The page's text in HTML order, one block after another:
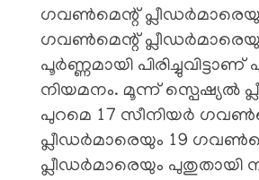
ഗവൺമെന്റ്
ഗവൺമെന്റ്
പൂർണ്ണമായി പിരിച്ചുവിട്ടാണ്
നിയമനം. മൂന്ന് സ്പെഷ്യൽ
പുറമെ 17 സീനിയർ
പ്ലീഡർമാരെയും 19
പ്ലീഡർമാരെയും പുതുതായി